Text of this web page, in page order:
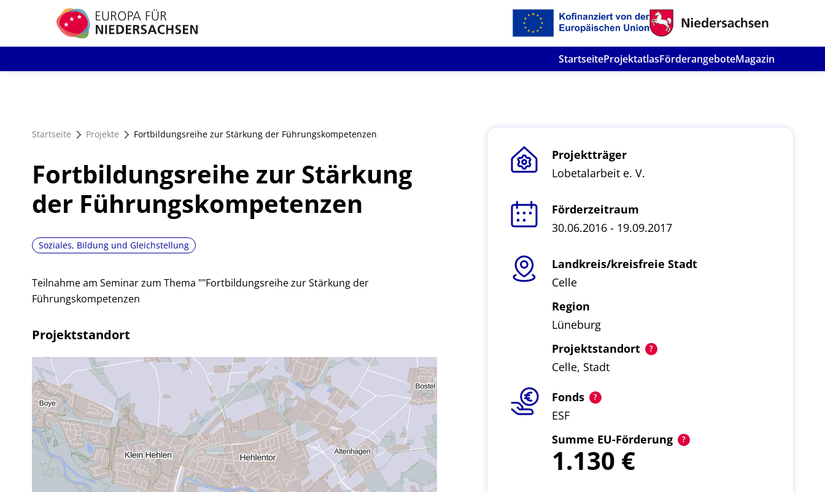
StartseiteProjektatlasFörderangeboteMagazin
Startseite Projekte Fortbildungsreihe zur Stärkung der Führungskompetenzen
Fortbildungsreihe zur Stärkung
der Führungskompetenzen
Soziales, Bildung und Gleichstellung
Teilnahme am Seminar zum Thema ""Fortbildungsreihe zur Stärkung der
Führungskompetenzen
Projektstandort
Projektträger
Lobetalarbeit e. V.
Förderzeitraum
30.06.2016 - 19.09.2017
Landkreis/kreisfreie Stadt
Celle
Region
Lüneburg
Projektstandort
Celle, Stadt
Fonds
ESF
Summe EU-Förderung
1.130